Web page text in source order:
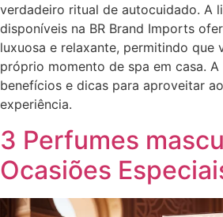
verdadeiro ritual de autocuidado. A
disponíveis na BR Brand Imports
luxuosa e relaxante, permitindo que
próprio momento de spa em casa.
benefícios e dicas para aproveitar
experiência.
3 Perfumes
Ocasiões